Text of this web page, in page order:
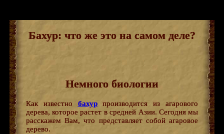
Бахур: что же это на самом деле?
Немного биологии
Как известно бахурпроизводится из агарового
дерева, которое растет в средней Азии. Сегодня мы
расскажем Вам, что представляет собой агаровое
дерево.